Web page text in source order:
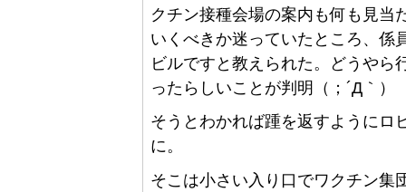
クチン接種会場の案内も何も見当
いくべきか迷っていたところ、係
ビルですと教えられた。どうやら
ったらしいことが判明（；´Д｀）
そうとわかれば踵を返すようにロ
に。
そこは小さい入り口でワクチン集